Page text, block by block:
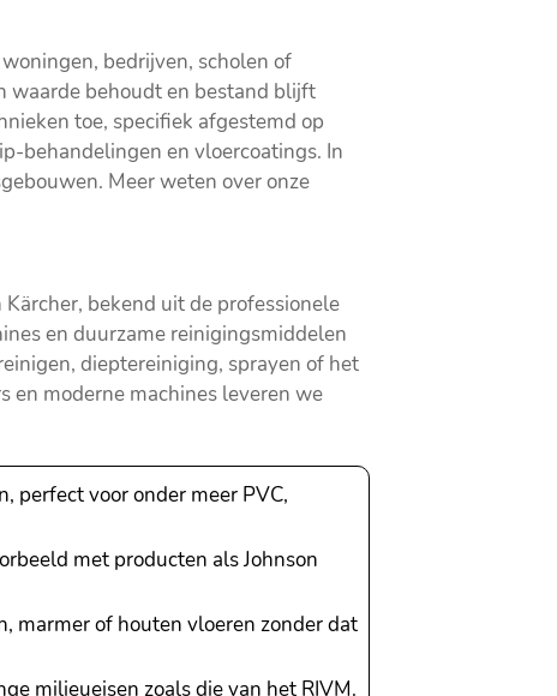
bedrijven, scholen of
waarde behoudt en bestand blijft
toe, specifiek afgestemd op
behandelingen en vloercoatings. In
Meer weten over onze
bekend uit de professionele
en duurzame reinigingsmiddelen
dieptereiniging, sprayen of het
en moderne machines leveren we
perfect voor onder meer PVC,
met producten als Johnson
marmer of houten vloeren zonder dat
milieueisen zoals die van het RIVM.